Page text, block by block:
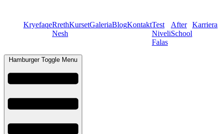
KryefaqeRreth
Nesh
KursetGaleriaBlogKontaktTest
Niveli
Falas
After
School
Karriera
Hamburger Toggle Menu